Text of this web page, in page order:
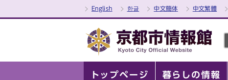
English 한글 中文簡体 中文繁體
トップページ 暮らしの情報